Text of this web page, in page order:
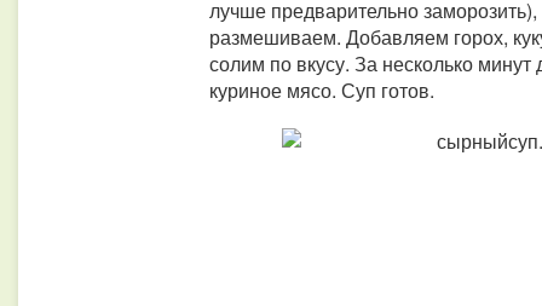
лучше предварительно
размешиваем. Добавляем горох,
солим по вкусу. За несколько минут
куриное мясо. Суп готов.